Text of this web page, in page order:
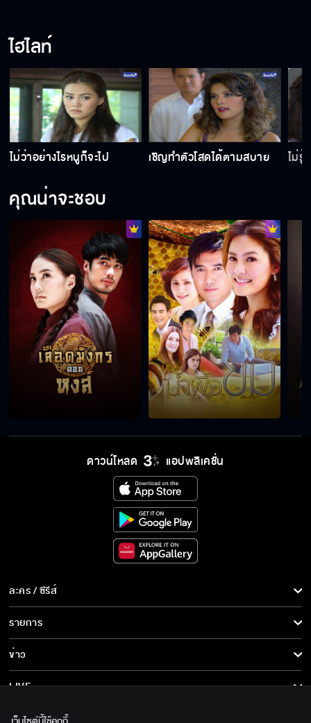
ไฮไลท์
ไม่ว่าอย่างไรหนูก็จะไป เชิญทำตัวโสดได้ตามสบาย ไม่รู้
คุณน่าจะชอบ
ดาวน์โหลด แอปพลิเคชั่น
ละคร / ซีรีส์
ละคร/ซีรีส์
ซีรีส์นานาชาติ
การ์ตูน & เกม
รายการ
รายการทั้งหมด
ข่าว
ข่าวทั้งหมด
LIVE
เกี่ยวกับเรา